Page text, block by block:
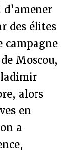
des élites
campagne
Moscou,
alors
en
a